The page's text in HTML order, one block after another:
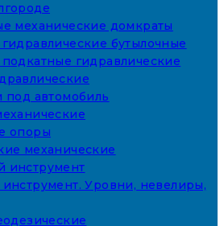
механические домкраты
бутылочные
гидравлические
под автомобиль
опоры
механические
инструмент
Уровни, невелиры,